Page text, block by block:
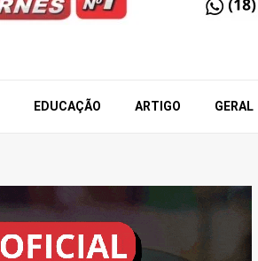
EDUCAÇÃO ARTIGO GERAL